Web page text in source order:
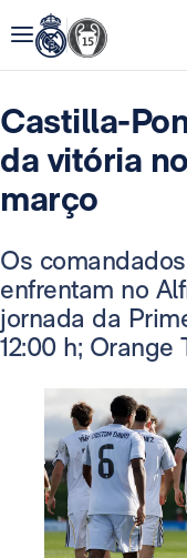
Castilla-
da vitória
março
Os
enfrentam no
jornada da
12:00 h; Orange